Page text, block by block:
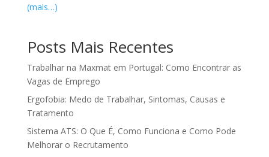
(mais…)
Posts Mais Recentes
Trabalhar na Maxmat em Portugal: Como Encontrar as
Vagas de Emprego
Ergofobia: Medo de Trabalhar, Sintomas, Causas e
Tratamento
Sistema ATS: O Que É, Como Funciona e Como Pode
Melhorar o Recrutamento